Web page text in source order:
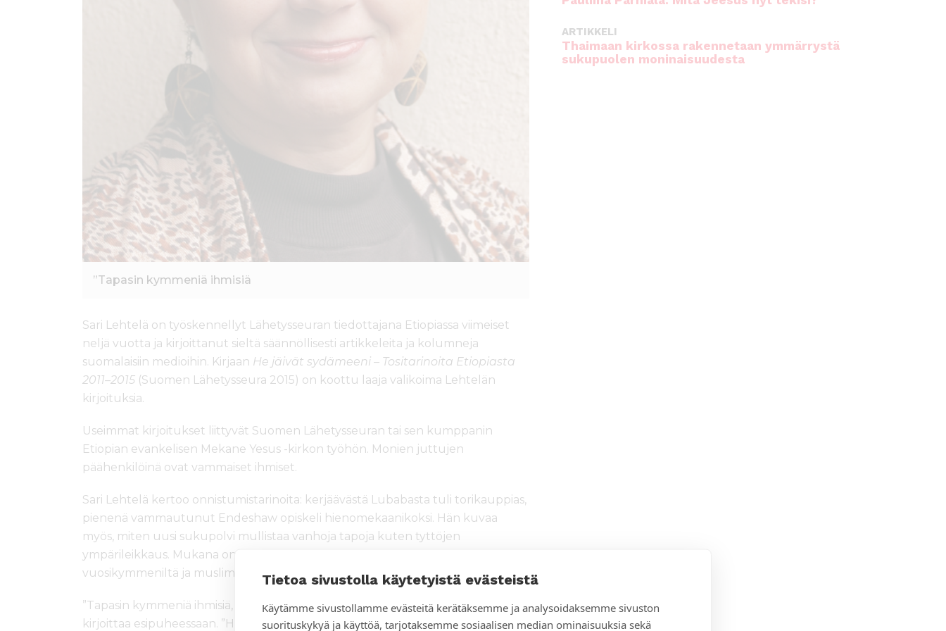
Tietoa sivustolla käytetyistä evästeistä
Käytämme sivustollamme evästeitä kerätäksemme ja analysoidaksemme sivuston
suorituskykyä ja käyttöä, tarjotaksemme sosiaalisen median ominaisuuksia sekä
”Tapasin kymmeniä ihmisiä
Sari Lehtelä on työskennellyt Lähetysseuran tiedottajana Etiopiassa viimeiset
neljä vuotta ja kirjoittanut sieltä säännöllisesti artikkeleita ja kolumneja
suomalaisiin medioihin. Kirjaan He jäivät sydämeeni – Tositarinoita Etiopiasta
2011–2015 (Suomen Lähetysseura 2015) on koottu laaja valikoima Lehtelän
kirjoituksia.
Useimmat kirjoitukset liittyvät Suomen Lähetysseuran tai sen kumppanin
Etiopian evankelisen Mekane Yesus -kirkon työhön. Monien juttujen
päähenkilöinä ovat vammaiset ihmiset.
Sari Lehtelä kertoo onnistumistarinoita: kerjäävästä Lubabasta tuli torikauppias,
pienenä vammautunut Endeshaw opiskeli hienomekaanikoksi. Hän kuvaa
myös, miten uusi sukupolvi mullistaa vanhoja tapoja kuten tyttöjen
ympärileikkaus. Mukana on myös kirkon työntekijöiden muistoja vaikeilta
vuosikymmeniltä ja muslimijohtajan kiitos.
”Tapasin kymmeniä ihmisiä, joiden kohtalot raapaisivat sisintäni”, Sari Lehtelä
kirjoittaa esipuheessaan. ”Hämmästyttävän usein heistä säteili valoa, joka vahvisti
ARTIKKELI
Thaimaan kirkossa rakennetaan ymmärrystä
sukupuolen moninaisuudesta